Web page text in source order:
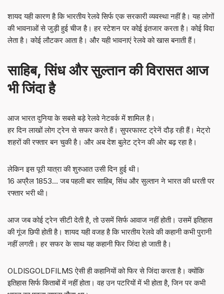
शायद यही कारण है कि भारतीय रेलवे सिर्फ एक सरकारी व्यवस्था नहीं है। यह लोगों
की भावनाओं से जुड़ी हुई चीज है। हर स्टेशन पर कोई इंतजार करता है। कोई विदा
लेता है। कोई लौटकर आता है। और यही भावनाएं रेलवे को खास बनाती हैं।
साहिब, सिंध और सुल्तान की विरासत आज
भी जिंदा है
आज भारत दुनिया के सबसे बड़े रेलवे नेटवर्क में शामिल है।
हर दिन लाखों लोग ट्रेन से सफर करते हैं। सुपरफास्ट ट्रेनें दौड़ रही हैं। मेट्रो
शहरों की रफ्तार बन चुकी है। और अब देश बुलेट ट्रेन की ओर बढ़ रहा है।
लेकिन इस पूरी यात्रा की शुरुआत उसी दिन हुई थी।
16 अप्रैल 1853… जब पहली बार साहिब, सिंध और सुल्तान ने भारत की धरती पर
रफ्तार भरी थी।
आज जब कोई ट्रेन सीटी देती है, तो उसमें सिर्फ आवाज नहीं होती। उसमें इतिहास
की गूंज छिपी होती है। शायद यही वजह है कि भारतीय रेलवे की कहानी कभी पुरानी
नहीं लगती। हर सफर के साथ यह कहानी फिर जिंदा हो जाती है।
OLDISGOLDFILMS ऐसी ही कहानियों को फिर से जिंदा करता है। क्योंकि
इतिहास सिर्फ किताबों में नहीं होता। वह उन पटरियों में भी होता है, जिन पर कभी